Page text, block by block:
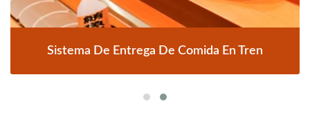
Sistema De Entrega De Comida En Tren